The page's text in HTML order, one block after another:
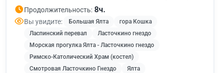
Продолжительность: 8ч.
Вы увидите: Большая Ялта
гора Кошка
Ласпинский перевал
Ласточкино гнездо
Морская прогулка Ялта - Ласточкино гнездо
Римско-Католический Храм (костел)
Смотровая Ласточкино Гнездо
Ялта